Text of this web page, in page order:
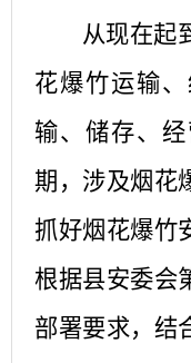
从现在起
花爆竹运输
输、储存、
期，涉及烟花
抓好烟花爆竹
根据县安委会
部署要求，结